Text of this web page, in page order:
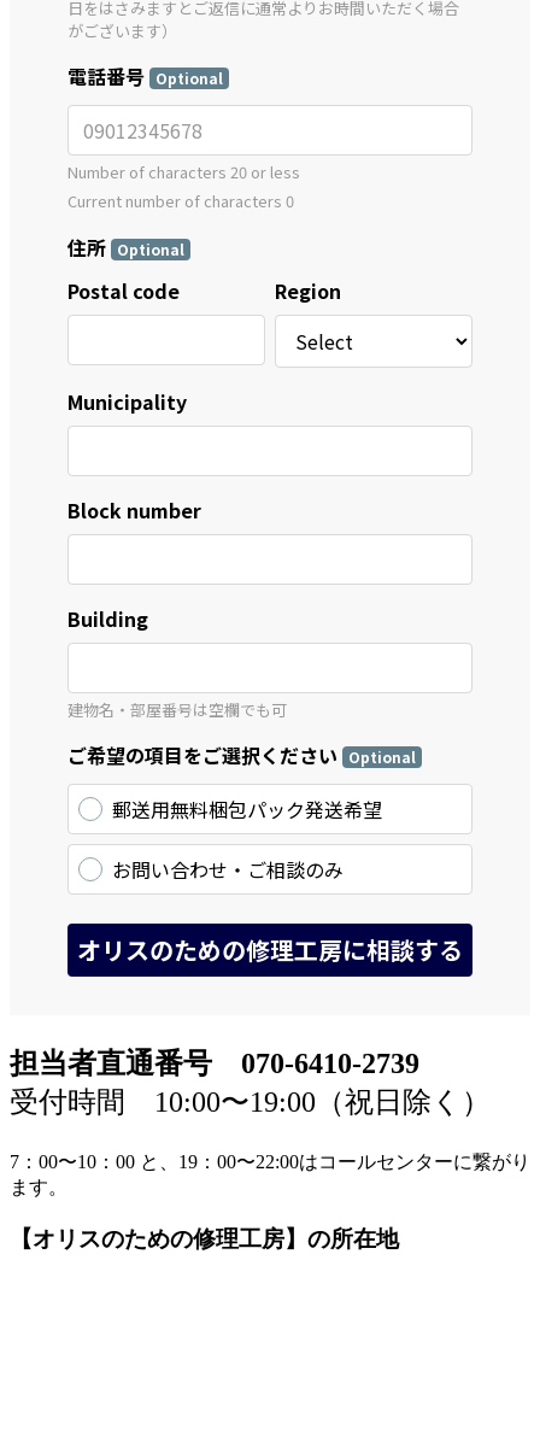
担当者直通番号 070-6410-2739
受付時間 10:00〜19:00（祝日除く）
7：00〜10：00 と、19：00〜22:00はコールセンターに繋がり
ます。
【オリスのための修理工房】の所在地